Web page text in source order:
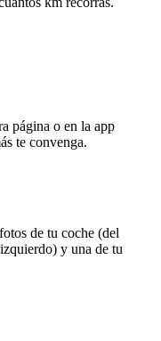
página o en la app
te convenga.
de tu coche (del
y una de tu